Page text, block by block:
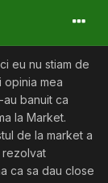
eu nu stiam de
opinia mea
banuit ca
la Market.
de la market a
rezolvat
ca sa dau close